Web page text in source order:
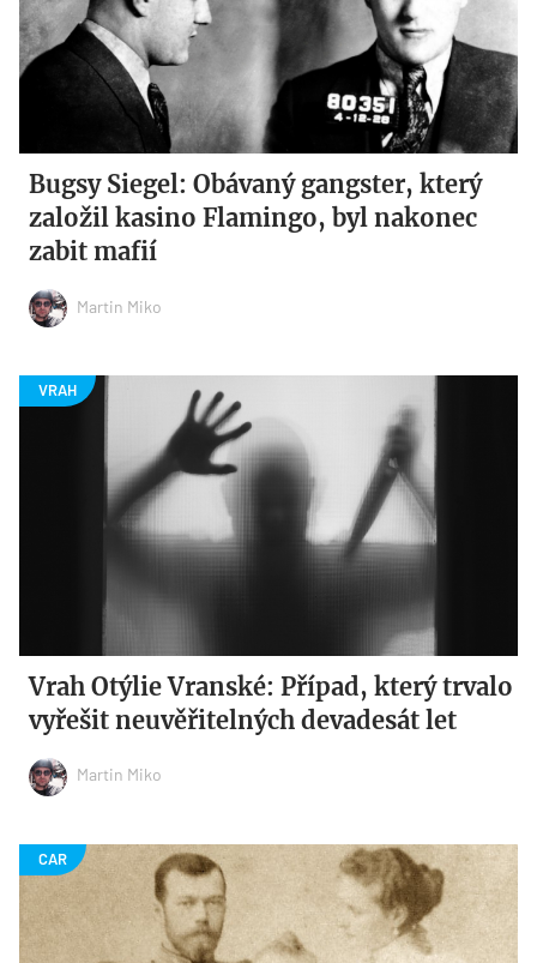
Bugsy Siegel: Obávaný gangster, který
založil kasino Flamingo, byl nakonec
zabit mafií
Martin Miko
Vrah Otýlie Vranské: Případ, který trvalo
vyřešit neuvěřitelných devadesát let
Martin Miko